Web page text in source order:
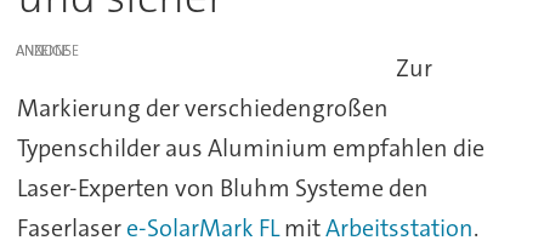
ANZEIGE
Zur
Markierung der verschiedengroßen
Typenschilder aus Aluminium empfahlen die
Laser-Experten von Bluhm Systeme den
Faserlasere-SolarMark FLmitArbeitsstation.